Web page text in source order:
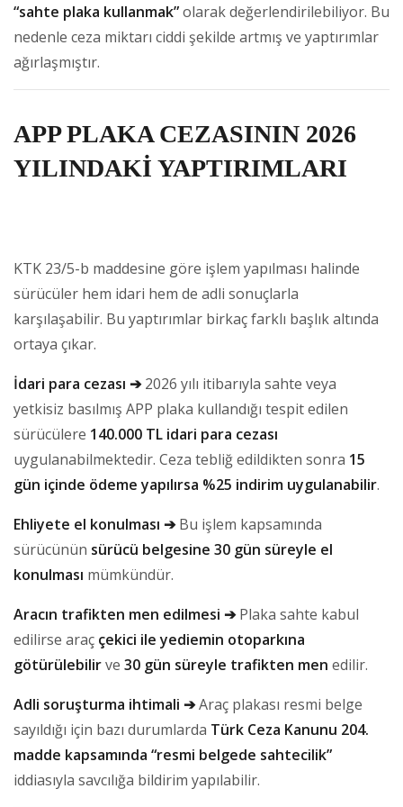
“sahte plaka kullanmak”olarak değerlendirilebiliyor. Bu
nedenle ceza miktarı ciddi şekilde artmış ve yaptırımlar
ağırlaşmıştır.
APP PLAKA CEZASININ 2026
YILINDAKİ YAPTIRIMLARI
KTK 23/5-b maddesine göre işlem yapılması halinde
sürücüler hem idari hem de adli sonuçlarla
karşılaşabilir. Bu yaptırımlar birkaç farklı başlık altında
ortaya çıkar.
İdari para cezası ➔2026 yılı itibarıyla sahte veya
yetkisiz basılmış APP plaka kullandığı tespit edilen
sürücülere 140.000 TL idari para cezası
uygulanabilmektedir. Ceza tebliğ edildikten sonra 15
gün içinde ödeme yapılırsa %25 indirim uygulanabilir.
Ehliyete el konulması ➔Bu işlem kapsamında
sürücünün sürücü belgesine 30 gün süreyle el
konulması mümkündür.
Aracın trafikten men edilmesi ➔Plaka sahte kabul
edilirse araç çekici ile yediemin otoparkına
götürülebilirve 30 gün süreyle trafikten men edilir.
Adli soruşturma ihtimali ➔Araç plakası resmi belge
sayıldığı için bazı durumlarda Türk Ceza Kanunu 204.
madde kapsamında “resmi belgede sahtecilik”
iddiasıyla savcılığa bildirim yapılabilir.